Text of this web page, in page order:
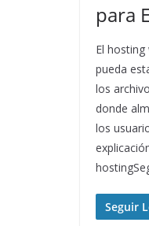
para
El
pueda
los
donde
los
Seguir